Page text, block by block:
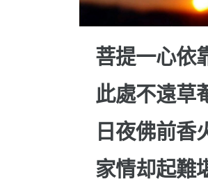
菩提一心依
此處不遠草
日夜佛前香
家情却起難